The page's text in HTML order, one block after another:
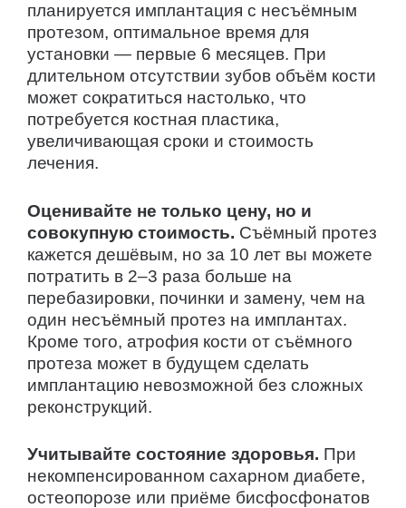
планируется имплантация с несъёмным
протезом, оптимальное время для
установки — первые 6 месяцев. При
длительном отсутствии зубов объём кости
может сократиться настолько, что
потребуется костная пластика,
увеличивающая сроки и стоимость
лечения.
Оценивайте не только цену, но и
совокупную стоимость. Съёмный протез
кажется дешёвым, но за 10 лет вы можете
потратить в 2–3 раза больше на
перебазировки, починки и замену, чем на
один несъёмный протез на имплантах.
Кроме того, атрофия кости от съёмного
протеза может в будущем сделать
имплантацию невозможной без сложных
реконструкций.
Учитывайте состояние здоровья. При
некомпенсированном сахарном диабете,
остеопорозе или приёме бисфосфонатов